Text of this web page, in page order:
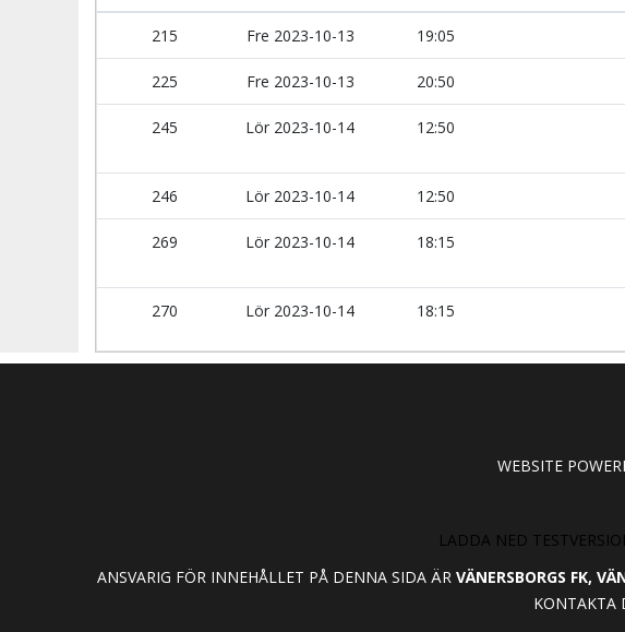
215 Fre 2023-10-13 19:05
225 Fre 2023-10-13 20:50
245 Lör 2023-10-14 12:50
246 Lör 2023-10-14 12:50
269 Lör 2023-10-14 18:15
270 Lör 2023-10-14 18:15
WEBSITE
LADDA NED
ANSVARIG FÖR INNEHÅLLET PÅ DENNA SIDA ÄR VÄNERSBORGS FK,
KONTAKTA